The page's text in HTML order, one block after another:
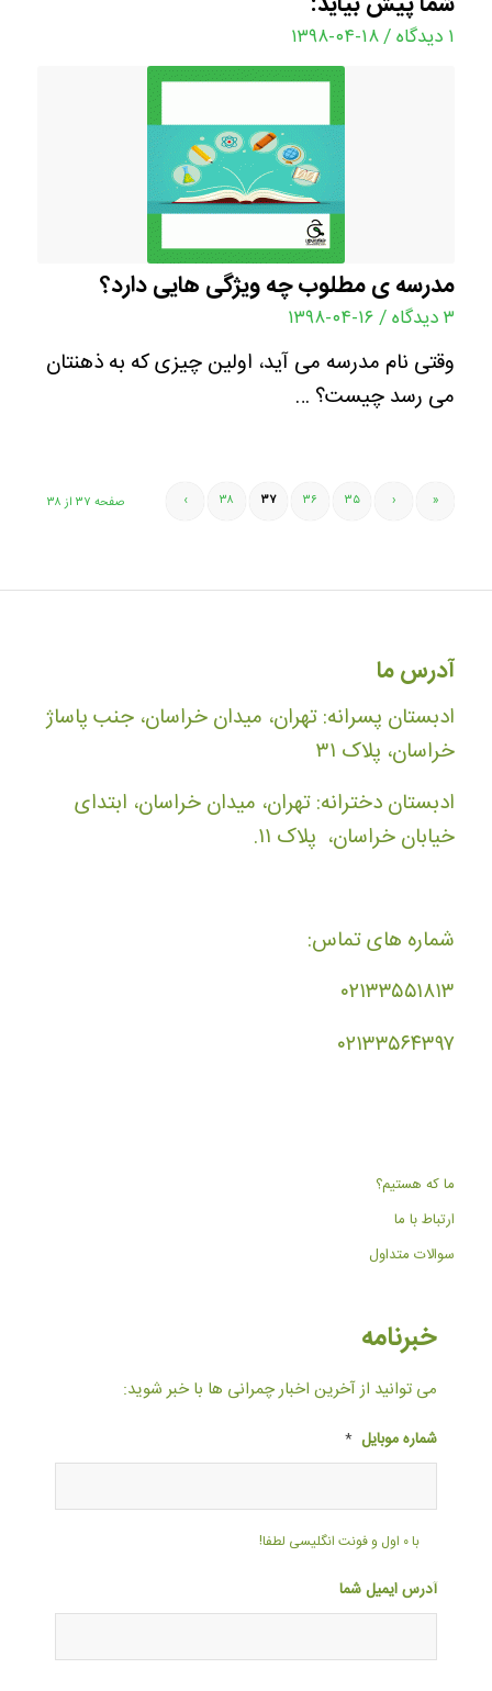
۱ دیدگاه /۱۳۹۸-۰۴-۱۸
مدرسه ی مطلوب چه ویژگی هایی دارد؟
۳ دیدگاه /۱۳۹۸-۰۴-۱۶
وقتی نام مدرسه می آید، اولین چیزی که به ذهنتان
می رسد چیست؟ …
صفحه ۳۷ از ۳۸ «
‹ ۳۵ ۳۶ ۳۷ ۳۸ ›
آدرس ما
ادبستان پسرانه: تهران، میدان خراسان، جنب پاساژ
خراسان، پلاک ۳۱
ادبستان دخترانه: تهران، میدان خراسان، ابتدای
خیابان خراسان، پلاک ۱۱.
شماره های تماس:
۰۲۱۳۳۵۵۱۸۱۳
۰۲۱۳۳۵۶۴۳۹۷
ما که هستیم؟
ارتباط با ما
سوالات متداول
خبرنامه
می توانید از آخرین اخبار چمرانی ها با خبر شوید:
شماره موبایل *
با ۰ اول و فونت انگلیسی لطفا!
آدرس ایمیل شما